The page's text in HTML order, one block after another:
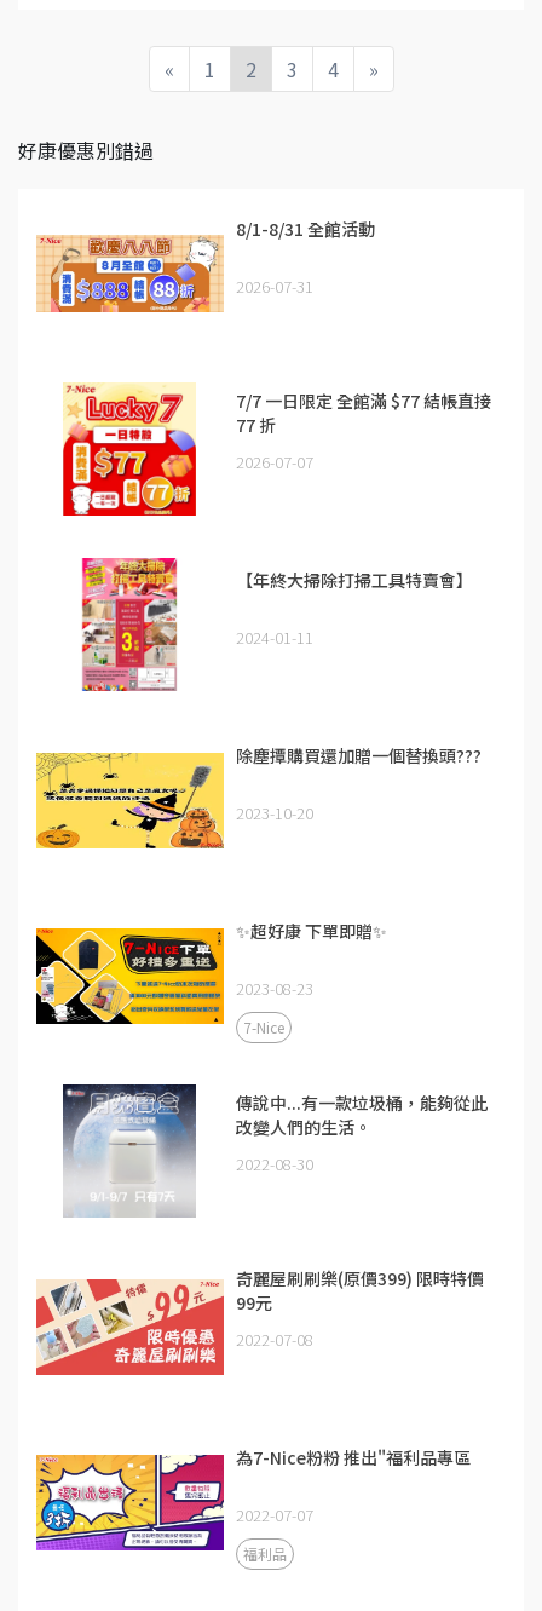
« 1 2 3 4 »
好康優惠別錯過
8/1-8/31 全館活動
2026-07-31
7/7 一日限定 全館滿 $77 結帳直接
77 折
2026-07-07
【年終大掃除打掃工具特賣會】
2024-01-11
除塵撢購買還加贈一個替換頭???
2023-10-20
✨超好康 下單即贈✨
2023-08-23
7-Nice
傳說中...有一款垃圾桶，能夠從此
改變人們的生活。
2022-08-30
奇麗屋刷刷樂(原價399) 限時特價
99元
2022-07-08
為7-Nice粉粉 推出"福利品專區
2022-07-07
福利品